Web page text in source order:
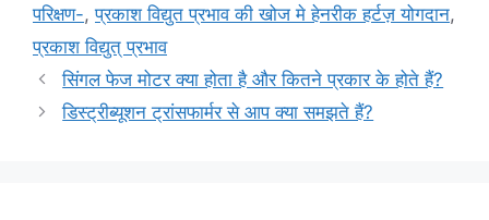
परिक्षण-,प्रकाश विद्युत प्रभाव की खोज मे हेनरीक हर्टज़ योगदान,
प्रकाश विद्युत् प्रभाव
सिंगल फेज मोटर क्या होता है और कितने प्रकार के होते हैं?
डिस्ट्रीब्यूशन ट्रांसफार्मर से आप क्या समझते हैं?